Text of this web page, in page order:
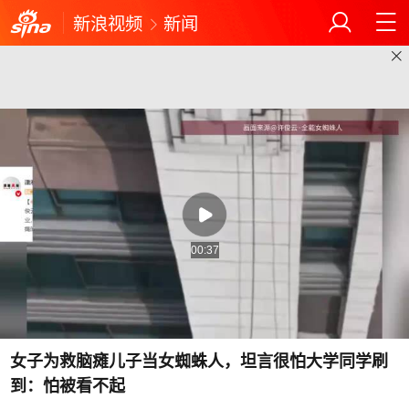
新浪视频 新闻
00:37
女子为救脑瘫儿子当女蜘蛛人，坦言很怕大学同学刷
到：怕被看不起